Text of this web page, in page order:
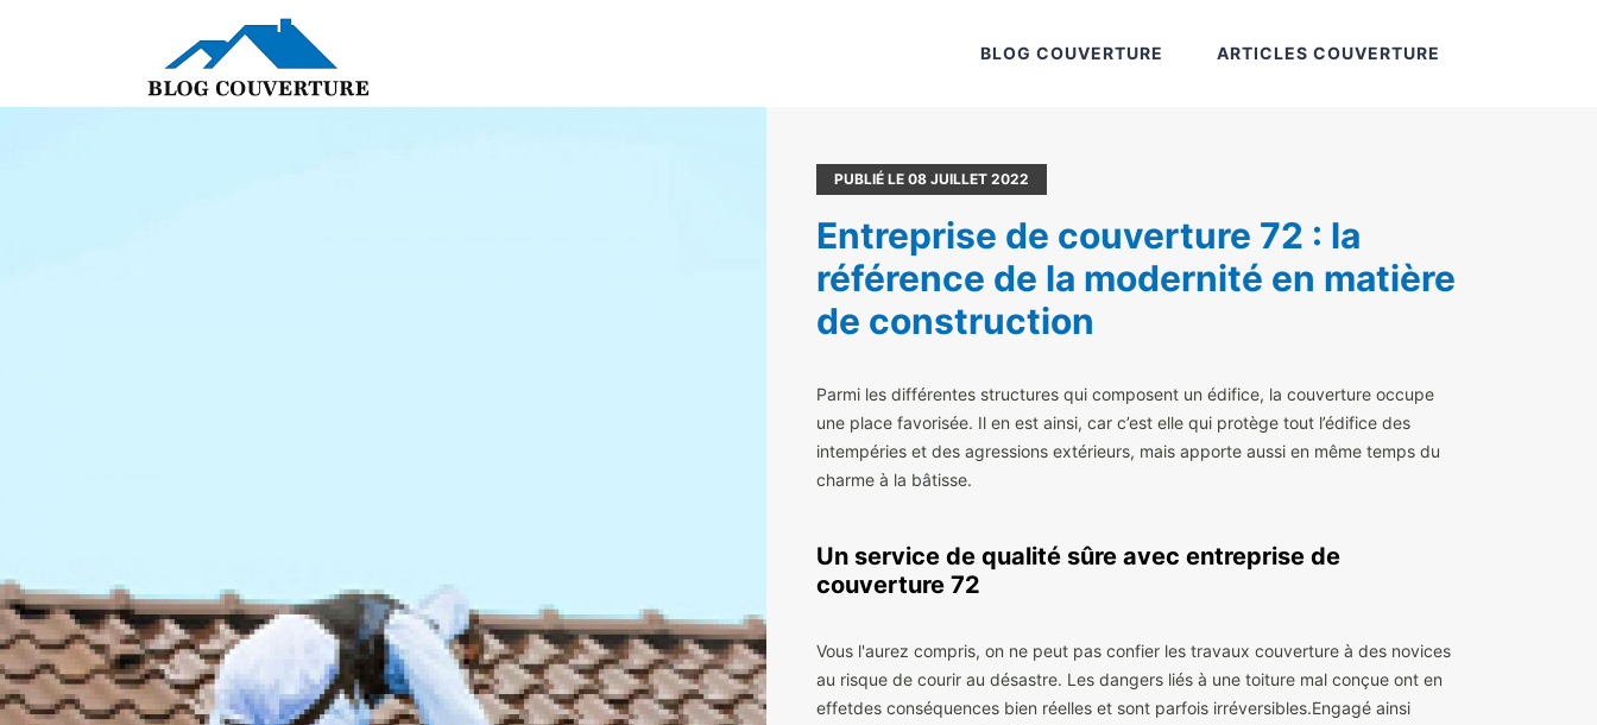
BLOG COUVERTURE ARTICLES COUVERTURE
PUBLIÉ LE 08 JUILLET 2022
Entreprise de couverture 72 : la
référence de la modernité en matière
de construction
Parmi les différentes structures qui composent un édifice, la couverture occupe
une place favorisée. Il en est ainsi, car c’est elle qui protège tout l’édifice des
intempéries et des agressions extérieurs, mais apporte aussi en même temps du
charme à la bâtisse.
Un service de qualité sûre avec entreprise de
couverture 72
Vous l'aurez compris, on ne peut pas confier les travaux couverture à des novices
au risque de courir au désastre. Les dangers liés à une toiture mal conçue ont en
effetdes conséquences bien réelles et sont parfois irréversibles.Engagé ainsi